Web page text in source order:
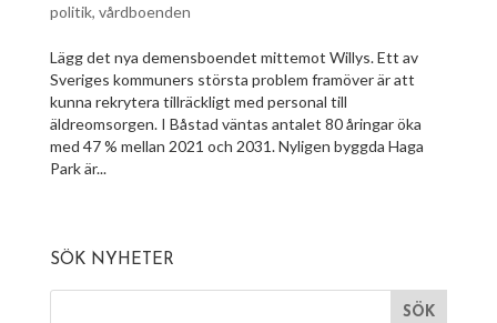
politik, vårdboenden
Lägg det nya demensboendet mittemot Willys. Ett av
Sveriges kommuners största problem framöver är att
kunna rekrytera tillräckligt med personal till
äldreomsorgen. I Båstad väntas antalet 80 åringar öka
med 47 % mellan 2021 och 2031. Nyligen byggda Haga
Park är...
SÖK NYHETER